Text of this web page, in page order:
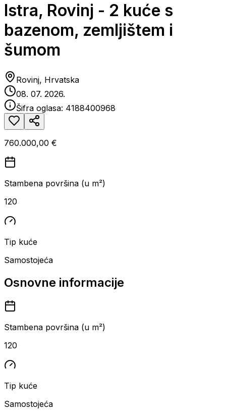
Istra, Rovinj - 2 kuće s
bazenom, zemljištem i
šumom
Rovinj, Hrvatska
08. 07. 2026.
Šifra oglasa: 4188400968
760.000,00 €
Stambena površina (u m²)
120
Tip kuće
Samostojeća
Osnovne informacije
Stambena površina (u m²)
120
Tip kuće
Samostojeća